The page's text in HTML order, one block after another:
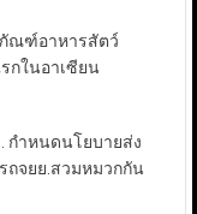
ภัณฑ์อาหารสัตว์
กในอาเซียน
กำหนดนโยบายส่ง
ถจยย.สวมหมวกกัน